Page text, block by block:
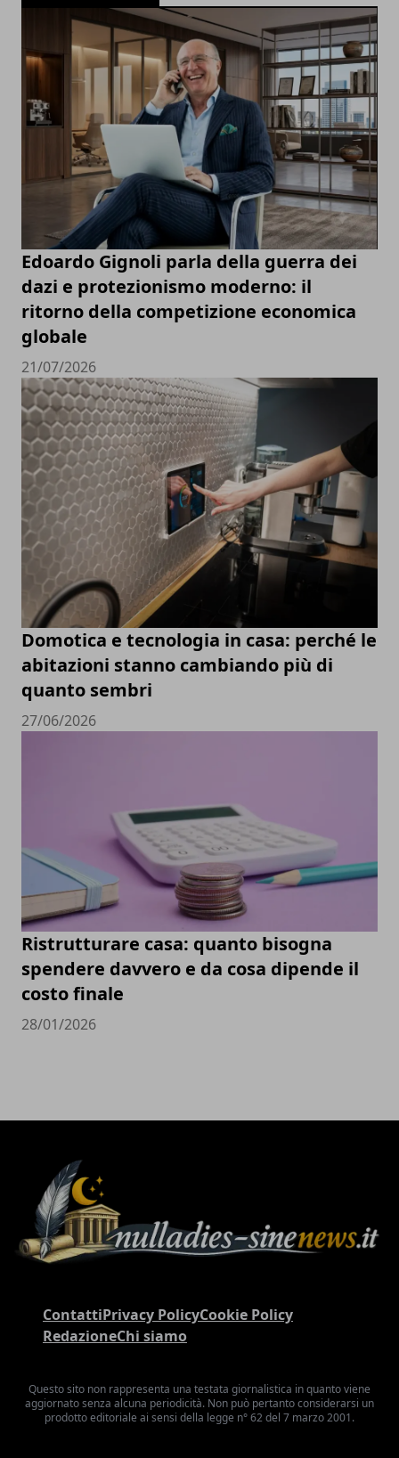
Edoardo Gignoli parla della guerra dei
dazi e protezionismo moderno: il
ritorno della competizione economica
globale
21/07/2026
Domotica e tecnologia in casa: perché le
abitazioni stanno cambiando più di
quanto sembri
27/06/2026
Ristrutturare casa: quanto bisogna
spendere davvero e da cosa dipende il
costo finale
28/01/2026
ContattiPrivacy PolicyCookie Policy
RedazioneChi siamo
Questo sito non rappresenta una testata giornalistica in quanto viene
aggiornato senza alcuna periodicità. Non può pertanto considerarsi un
prodotto editoriale ai sensi della legge n° 62 del 7 marzo 2001.